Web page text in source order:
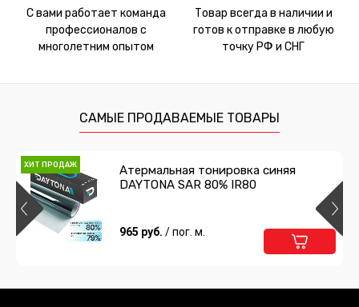
С вами работает команда
профессионалов с
многолетним опытом
Товар всегда в наличии и
готов к отправке в любую
точку РФ и СНГ
САМЫЕ ПРОДАВАЕМЫЕ ТОВАРЫ
ХИТ ПРОДАЖ
Атермальная тонировка синяя
DAYTONA SAR 80% IR80
965 руб. / пог. м.